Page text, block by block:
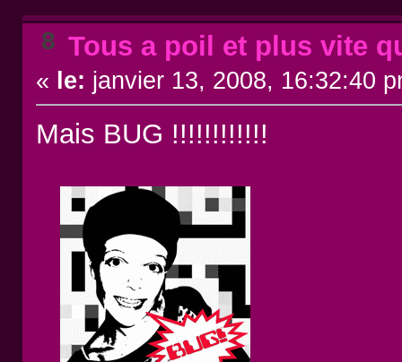
8 Tous a poil et plus vite
« le: janvier 13, 2008, 16:32:40
Mais BUG !!!!!!!!!!!!